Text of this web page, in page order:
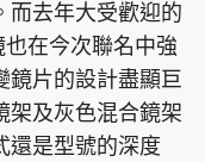
而去年大受歡迎的
在今次聯名中強
鏡片的設計盡顯巨
架及灰色混合鏡架
還是型號的深度